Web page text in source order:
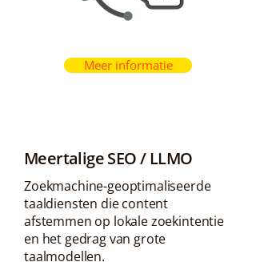
Meer informatie
Meertalige SEO / LLMO
Zoekmachine-geoptimaliseerde
taaldiensten die content
afstemmen op lokale zoekintentie
en het gedrag van grote
taalmodellen.